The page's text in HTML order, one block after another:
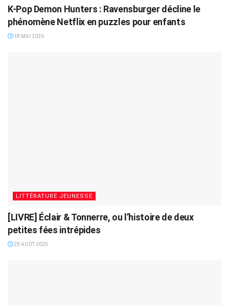
K-Pop Demon Hunters : Ravensburger décline le
phénomène Netflix en puzzles pour enfants
18 MAI 2026
LITTÉRATURE JEUNESSE
[LIVRE] Éclair & Tonnerre, ou l’histoire de deux
petites fées intrépides
29 AOÛT 2025